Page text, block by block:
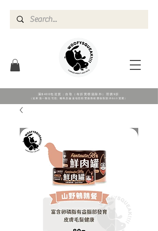
滿$400包送貨；自取（有折實標籖除外）照價9折
（送東涌一般住宅區; 離島及偏遠地區順豐服務範圍收取額外$10運費）